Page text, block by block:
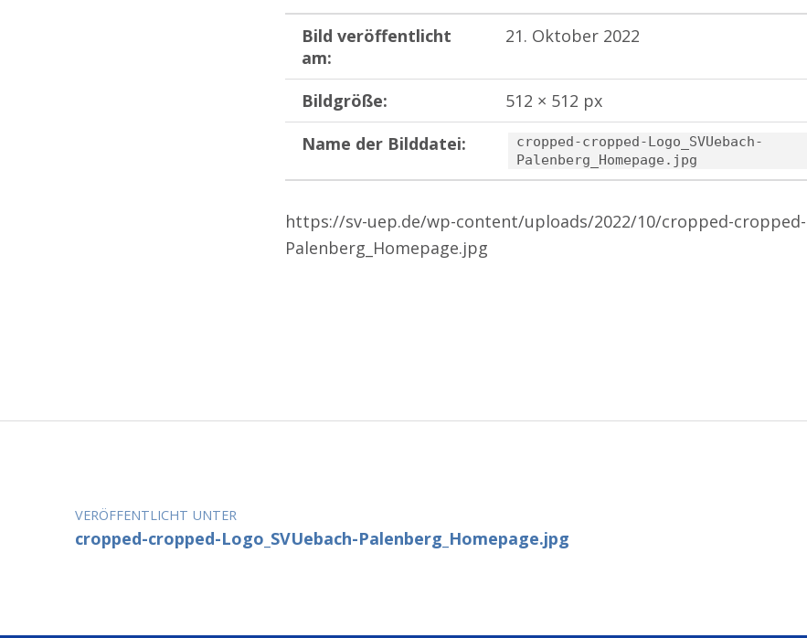
Bild veröffentlicht
am:
21. Oktober 2022
Bildgröße:
512 × 512 px
Name der Bilddatei:
cropped-cropped-Logo_SVUebach-
Palenberg_Homepage.jpg
https://sv-uep.de/wp-content/uploads/2022/10/cropped-cropped-
Palenberg_Homepage.jpg
Beitragsnavigation
VERÖFFENTLICHT UNTER
cropped-cropped-Logo_SVUebach-Palenberg_Homepage.jpg